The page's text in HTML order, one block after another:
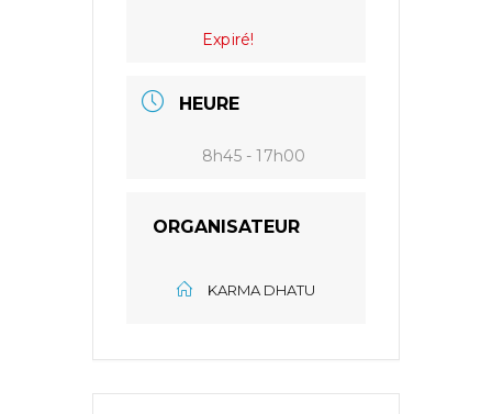
Expiré!
HEURE
8h45 - 17h00
ORGANISATEUR
KARMA DHATU